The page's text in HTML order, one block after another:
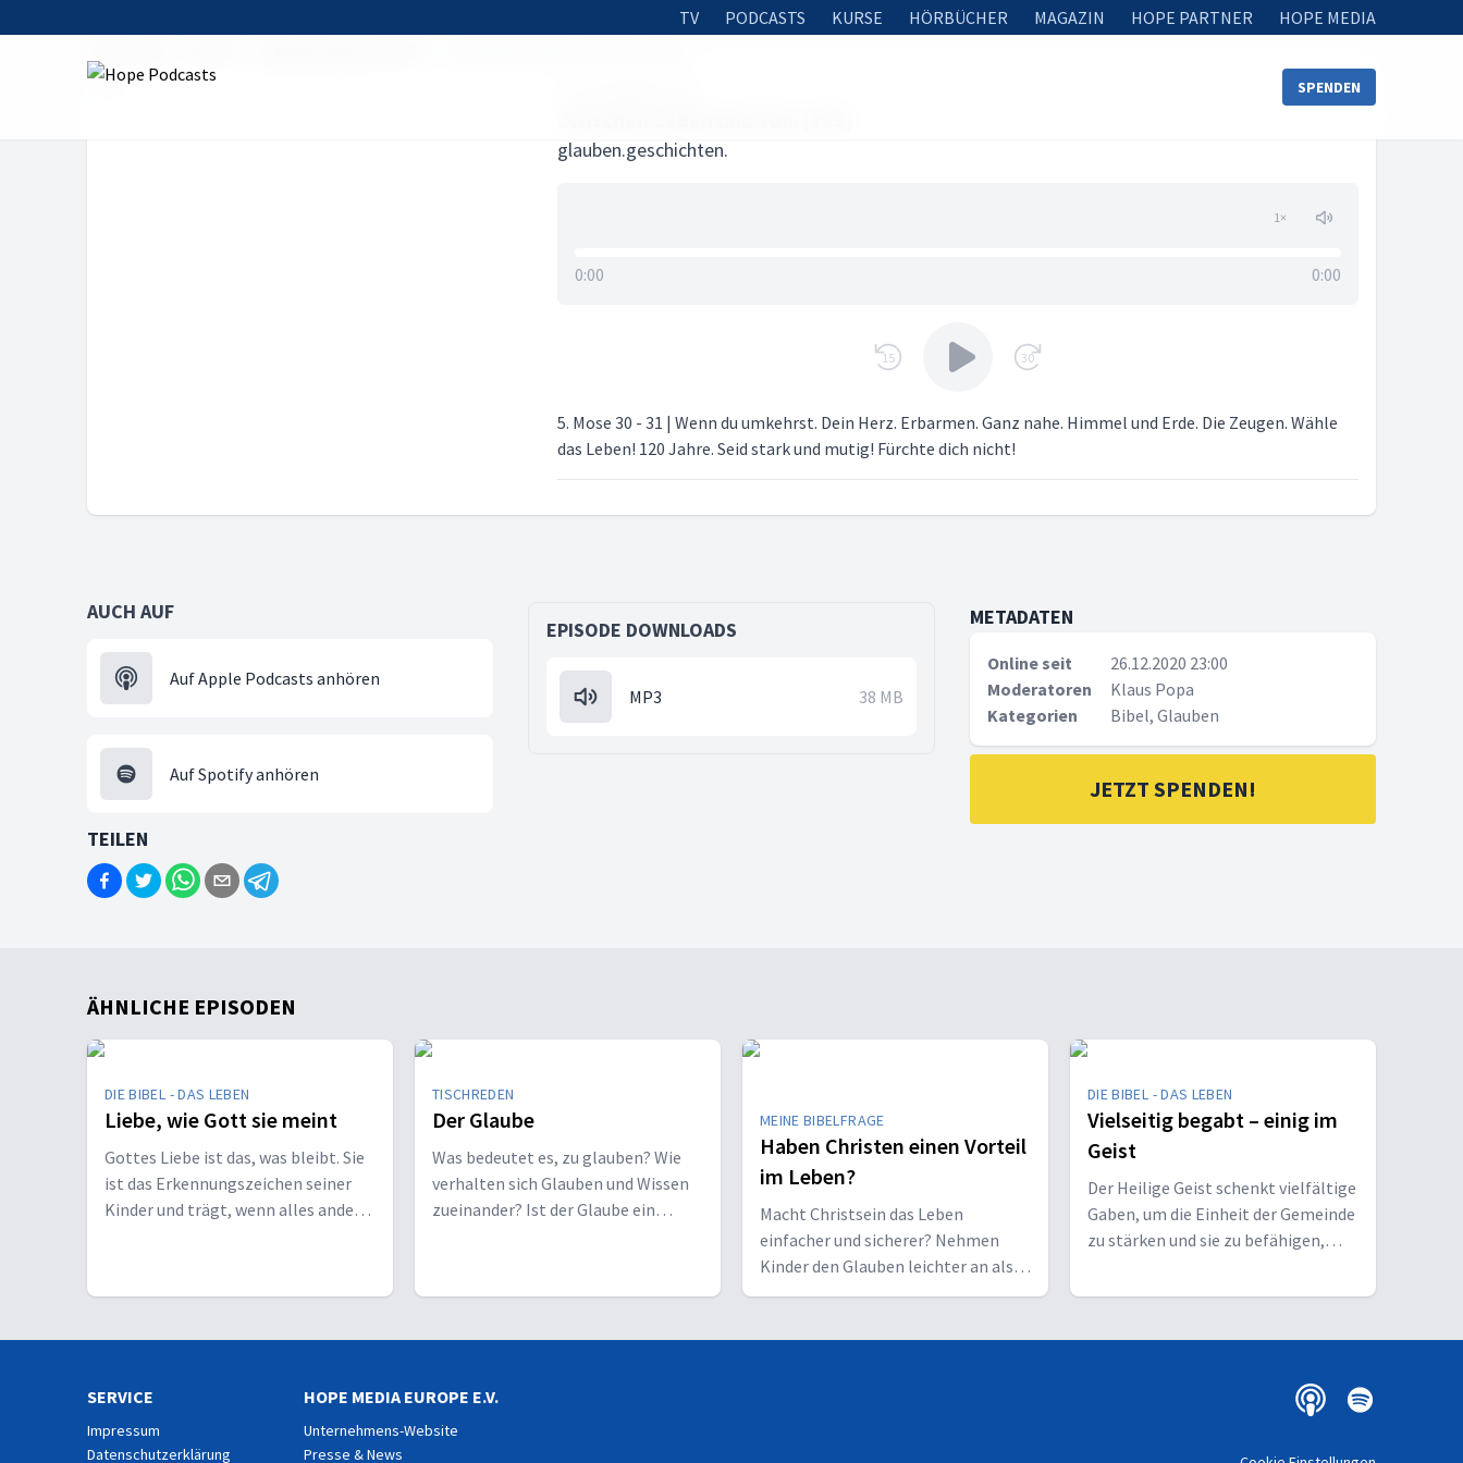
TV PODCASTS KURSE HÖRBÜCHER MAGAZIN HOPE PARTNER HOPE MEDIA
SPENDEN
glauben.geschichten.
1×
0:00 0:00
15 30
5. Mose 30 - 31 | Wenn du umkehrst. Dein Herz. Erbarmen. Ganz nahe. Himmel und Erde. Die Zeugen. Wähle
das Leben! 120 Jahre. Seid stark und mutig! Fürchte dich nicht!
AUCH AUF
Auf Apple Podcasts anhören
Auf Spotify anhören
EPISODE DOWNLOADS
MP3 38 MB
METADATEN
Online seit
26.12.2020 23:00
Moderatoren
Klaus Popa
Kategorien
Bibel, Glauben
JETZT SPENDEN!
TEILEN
ÄHNLICHE EPISODEN
DIE BIBEL - DAS LEBEN
Liebe, wie Gott sie meint
Gottes Liebe ist das, was bleibt. Sie
ist das Erkennungszeichen seiner
Kinder und trägt, wenn alles andere
TISCHREDEN
Der Glaube
Was bedeutet es, zu glauben? Wie
verhalten sich Glauben und Wissen
zueinander? Ist der Glaube ein
MEINE BIBELFRAGE
Haben Christen einen Vorteil
im Leben?
Macht Christsein das Leben
einfacher und sicherer? Nehmen
Kinder den Glauben leichter an als
Erwachsene?
DIE BIBEL - DAS LEBEN
Vielseitig begabt – einig im
Geist
Der Heilige Geist schenkt vielfältige
Gaben, um die Einheit der Gemeinde
zu stärken und sie zu befähigen,
bekennen.
SERVICE
Impressum
Datenschutzerklärung
HOPE MEDIA EUROPE E.V.
Unternehmens-Website
Presse & News